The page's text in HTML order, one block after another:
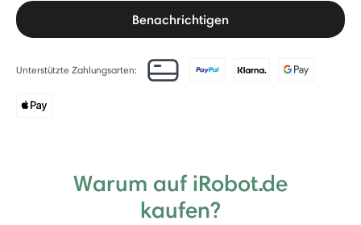
Benachrichtigen
Unterstützte Zahlungsarten:
Warum auf iRobot.de
kaufen?